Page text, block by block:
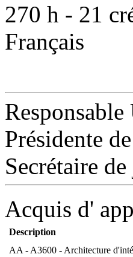
270 h - 21
Français
Responsable
Présidente
Secrétaire
Acquis d'
Description
AA - A3600 - Architecture